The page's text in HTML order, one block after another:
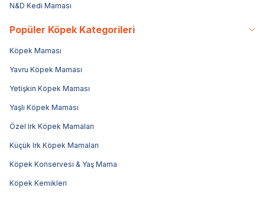
N&D Kedi Maması
Popüler Köpek Kategorileri
Köpek Maması
Yavru Köpek Maması
Yetişkin Köpek Maması
Yaşlı Köpek Maması
Özel Irk Köpek Mamaları
Küçük Irk Köpek Mamaları
Köpek Konservesi & Yaş Mama
Köpek Kemikleri